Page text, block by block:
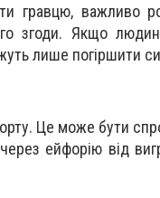
гравцю, важливо
згоди. Якщо
лише погіршити
Це може бути
ейфорію від